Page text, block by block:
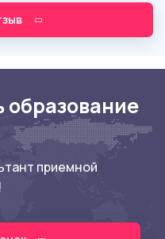
образование
приемной